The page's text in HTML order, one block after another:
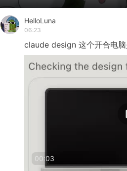
HelloLuna
06:23
claude design 这个开合电
00:03